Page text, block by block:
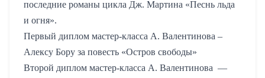
последние романы цикла Дж. Мартина «Песнь льда
и огня».
Первый диплом мастер-класса А. Валентинова –
Алексу Бору за повесть «Остров свободы»
Второй диплом мастер-класса А. Валентинова ­ —